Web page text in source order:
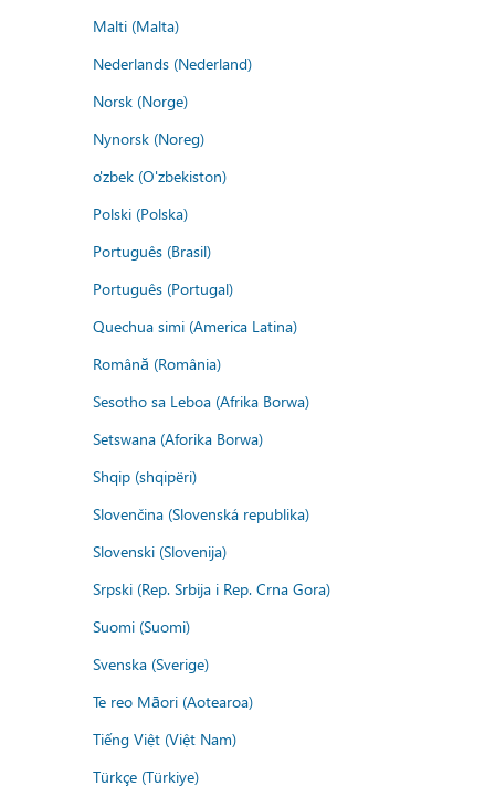
Malti (Malta)
Nederlands (Nederland)
Norsk (Norge)
Nynorsk (Noreg)
o'zbek (O'zbekiston)
Polski (Polska)
Português (Brasil)
Português (Portugal)
Quechua simi (America Latina)
Română (România)
Sesotho sa Leboa (Afrika Borwa)
Setswana (Aforika Borwa)
Shqip (shqipëri)
Slovenčina (Slovenská republika)
Slovenski (Slovenija)
Srpski (Rep. Srbija i Rep. Crna Gora)
Suomi (Suomi)
Svenska (Sverige)
Te reo Māori (Aotearoa)
Tiếng Việt (Việt Nam)
Türkçe (Türkiye)